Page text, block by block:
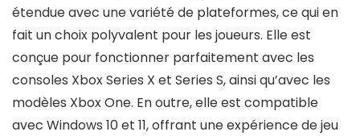
étendue avec une variété de plateformes, ce qui en
fait un choix polyvalent pour les joueurs. Elle est
conçue pour fonctionner parfaitement avec les
consoles Xbox Series X et Series S, ainsi qu’avec les
modèles Xbox One. En outre, elle est compatible
avec Windows 10 et 11, offrant une expérience de jeu